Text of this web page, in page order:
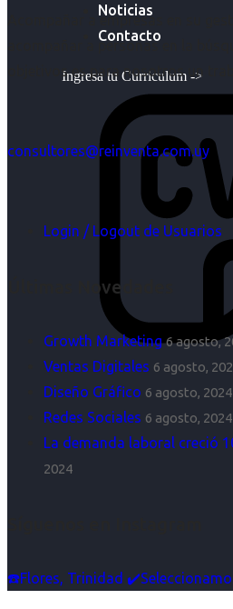
Noticias
Contacto
Ingresa tu Curriculum ->
Acompañar a empresas en su
acompañar a personas en la
objetivos es para nosotros un
consultores@reinventa.com.uy
Login / Logout de Usuarios
Últimas Novedades
Growth Marketing 6 agosto,
Ventas Digitales 6 agosto,
Diseño Gráfico 6 agosto, 2024
Redes Sociales 6 agosto, 2024
La demanda laboral creció
2024
☎️Flores, Trinidad